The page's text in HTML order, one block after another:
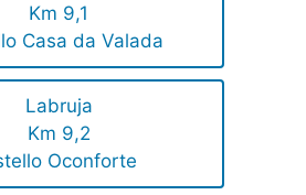
Km 9,1
Casa da Valada
Labruja
Km 9,2
Oconforte